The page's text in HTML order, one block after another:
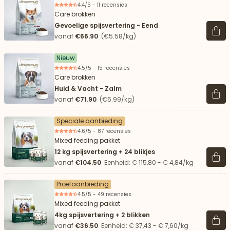
4.4/5 - 11 recensies
Care brokken
Gevoelige spijsvertering - Eend
vanaf €66.90 (€5.58/kg)
Nieuw
4.5/5 - 15 recensies
Care brokken
Huid & Vacht - Zalm
vanaf €71.90 (€5.99/kg)
Speciale aanbieding
4.6/5 - 87 recensies
Mixed feeding pakket
12 kg spijsvertering + 24 blikjes
vanaf €104.50 Eenheid: € 115,80 - € 4,84/kg
Proefaanbieding
4.5/5 - 49 recensies
Mixed feeding pakket
4kg spijsvertering + 2 blikken
vanaf €36.50 Eenheid: € 37,43 - € 7,60/kg